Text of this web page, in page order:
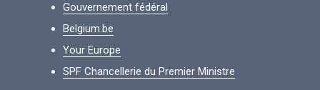
Gouvernement fédéral
Belgium.be
Your Europe
SPF Chancellerie du Premier Ministre